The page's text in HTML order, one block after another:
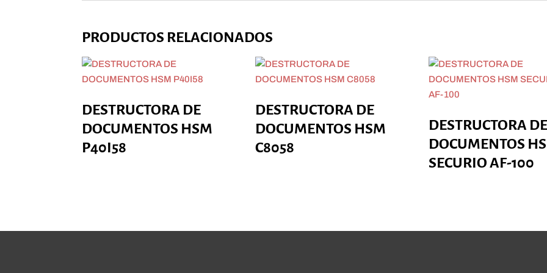
PRODUCTOS RELACIONADOS
DESTRUCTORA DE
DOCUMENTOS HSM
P40I58
DESTRUCTORA DE
DOCUMENTOS HSM
C8058
DESTRUCTORA DE
DOCUMENTOS
SECURIO AF-100